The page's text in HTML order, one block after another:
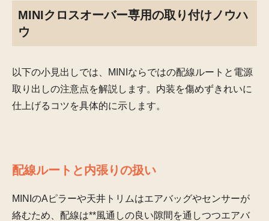
MINIクロスオーバー専用の取り付けノウハ
ウ
以下の小見出しでは、MINIならではの配線ルートと電源
取り出しの注意点を解説します。内装を傷めずきれいに
仕上げるコツを具体的に示します。
配線ルートと内張りの扱い
MINIのAピラーや天井トリムはエアバッグやセンサーが
絡むため、配線は**風通しの良い隙間を通しつつエアバ